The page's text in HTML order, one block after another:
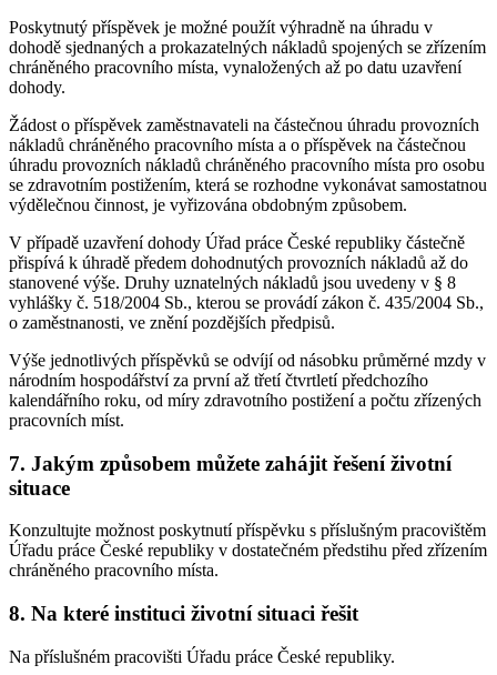
Poskytnutý příspěvek je možné použít výhradně na úhradu v
dohodě sjednaných a prokazatelných nákladů spojených se zřízením
chráněného pracovního místa, vynaložených až po datu uzavření
dohody.
Žádost o příspěvek zaměstnavateli na částečnou úhradu provozních
nákladů chráněného pracovního místa a o příspěvek na částečnou
úhradu provozních nákladů chráněného pracovního místa pro osobu
se zdravotním postižením, která se rozhodne vykonávat samostatnou
výdělečnou činnost, je vyřizována obdobným způsobem.
V případě uzavření dohody Úřad práce České republiky částečně
přispívá k úhradě předem dohodnutých provozních nákladů až do
stanovené výše. Druhy uznatelných nákladů jsou uvedeny v § 8
vyhlášky č. 518/2004 Sb., kterou se provádí zákon č. 435/2004 Sb.,
o zaměstnanosti, ve znění pozdějších předpisů.
Výše jednotlivých příspěvků se odvíjí od násobku průměrné mzdy v
národním hospodářství za první až třetí čtvrtletí předchozího
kalendářního roku, od míry zdravotního postižení a počtu zřízených
pracovních míst.
7. Jakým způsobem můžete zahájit řešení životní
situace
Konzultujte možnost poskytnutí příspěvku s příslušným pracovištěm
Úřadu práce České republiky v dostatečném předstihu před zřízením
chráněného pracovního místa.
8. Na které instituci životní situaci řešit
Na příslušném pracovišti Úřadu práce České republiky.